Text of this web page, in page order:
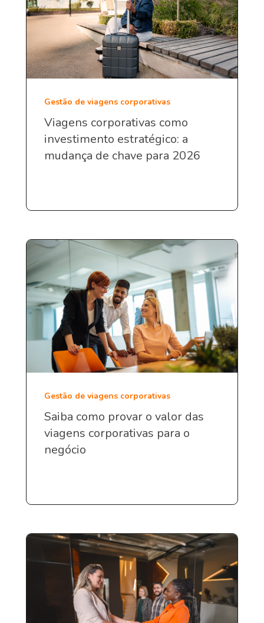
Gestão de viagens corporativas
Viagens corporativas como
investimento estratégico: a
mudança de chave para 2026
Gestão de viagens corporativas
Saiba como provar o valor das
viagens corporativas para o
negócio